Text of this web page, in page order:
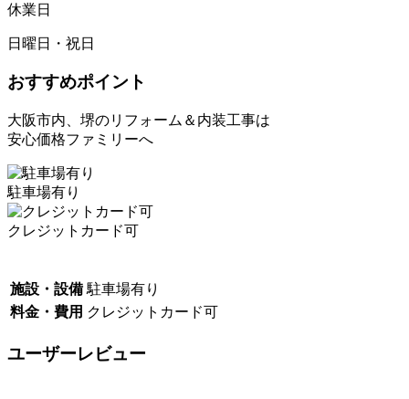
休業日
日曜日・祝日
おすすめポイント
大阪市内、堺のリフォーム＆内装工事は
安心価格ファミリーへ
駐車場有り
クレジットカード可
施設・設備 駐車場有り
料金・費用 クレジットカード可
ユーザーレビュー